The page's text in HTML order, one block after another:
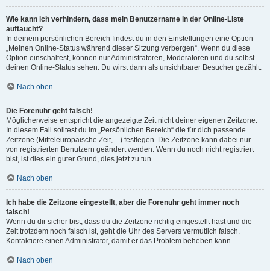
Wie kann ich verhindern, dass mein Benutzername in der Online-Liste
auftaucht?
In deinem persönlichen Bereich findest du in den Einstellungen eine Option
„Meinen Online-Status während dieser Sitzung verbergen“. Wenn du diese
Option einschaltest, können nur Administratoren, Moderatoren und du selbst
deinen Online-Status sehen. Du wirst dann als unsichtbarer Besucher gezählt.
Nach oben
Die Forenuhr geht falsch!
Möglicherweise entspricht die angezeigte Zeit nicht deiner eigenen Zeitzone.
In diesem Fall solltest du im „Persönlichen Bereich“ die für dich passende
Zeitzone (Mitteleuropäische Zeit, ...) festlegen. Die Zeitzone kann dabei nur
von registrierten Benutzern geändert werden. Wenn du noch nicht registriert
bist, ist dies ein guter Grund, dies jetzt zu tun.
Nach oben
Ich habe die Zeitzone eingestellt, aber die Forenuhr geht immer noch
falsch!
Wenn du dir sicher bist, dass du die Zeitzone richtig eingestellt hast und die
Zeit trotzdem noch falsch ist, geht die Uhr des Servers vermutlich falsch.
Kontaktiere einen Administrator, damit er das Problem beheben kann.
Nach oben